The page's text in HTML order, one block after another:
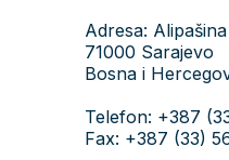
Adresa:
71000 Sarajevo
Bosna i
Telefon: +387
Fax: +387 (33)